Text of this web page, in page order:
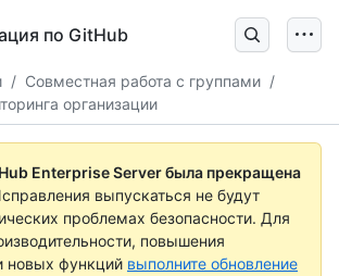
по GitHub
/ Совместная работа с группами /
организации
Enterprise Server была прекращена
выпускаться не будут
проблемах безопасности. Для
повышения
новых функций выполните обновление